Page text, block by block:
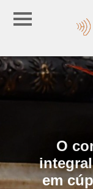
O
em